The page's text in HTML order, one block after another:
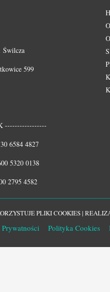
Świlcza
599
-----------------
6584 4827
5320 0138
2795 4582
PLIKI COOKIES |
Polityka Cookies